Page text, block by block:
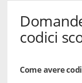
codici
Come avere